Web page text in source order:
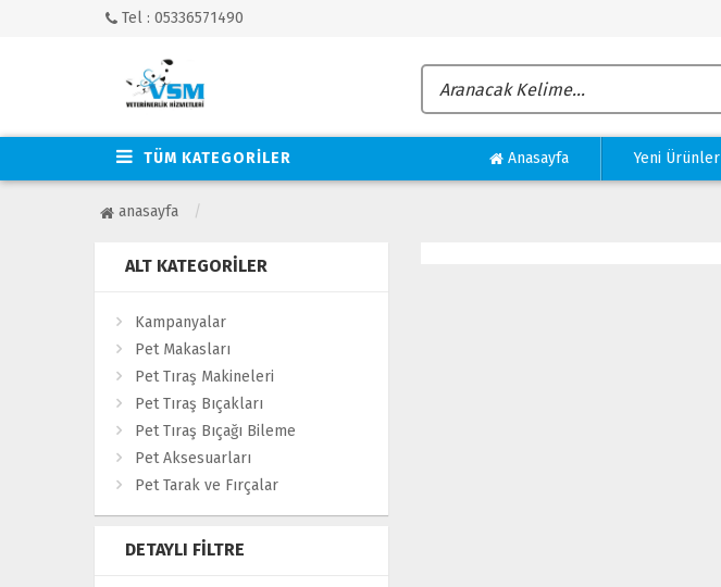
Tel : 05336571490
TÜM KATEGORİLER Anasayfa Yeni Ürünler
anasayfa
ALT KATEGORILER
Kampanyalar
Pet Makasları
Pet Tıraş Makineleri
Pet Tıraş Bıçakları
Pet Tıraş Bıçağı Bileme
Pet Aksesuarları
Pet Tarak ve Fırçalar
DETAYLI FILTRE